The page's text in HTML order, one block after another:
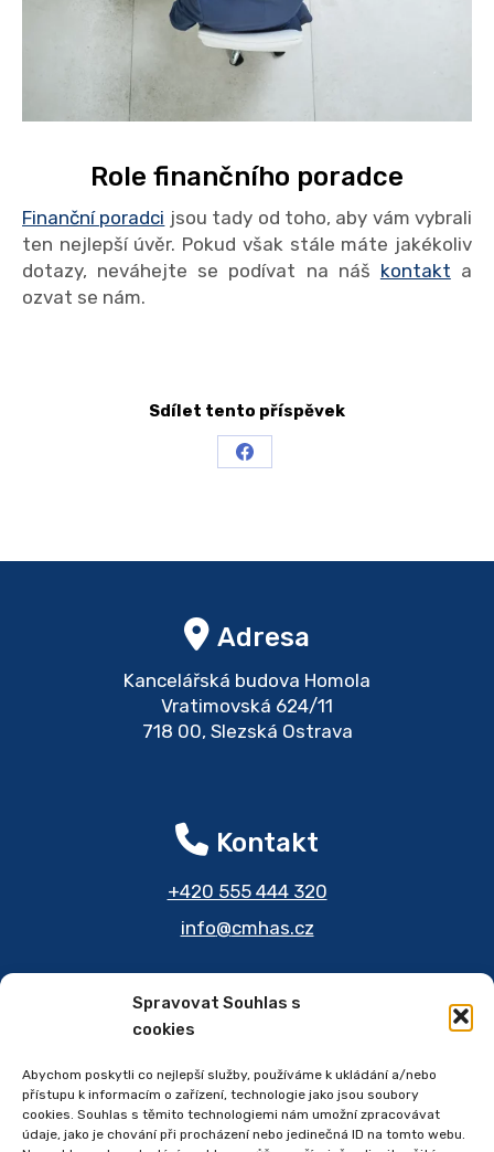
Spravovat Souhlas s
cookies
Abychom poskytli co nejlepší služby, používáme k ukládání a/nebo
přístupu k informacím o zařízení, technologie jako jsou soubory
cookies. Souhlas s těmito technologiemi nám umožní zpracovávat
údaje, jako je chování při procházení nebo jedinečná ID na tomto webu.
Role finančního poradce
Finanční poradci jsou tady od toho, aby vám vybrali
ten nejlepší úvěr. Pokud však stále máte jakékoliv
dotazy, neváhejte se podívat na náš kontakt a
ozvat se nám.
Sdílet tento příspěvek
Share
Adresa
Kancelářská budova Homola
Vratimovská 624/11
718 00, Slezská Ostrava
Kontakt
+420 555 444 320
info@cmhas.cz
Jsme na sítích